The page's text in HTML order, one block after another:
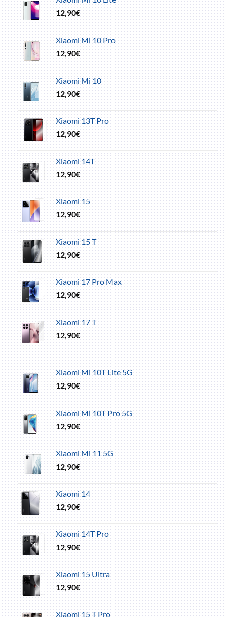
12,90€
Xiaomi Mi 10 Pro
12,90€
Xiaomi Mi 10
12,90€
Xiaomi 13T Pro
12,90€
Xiaomi 14T
12,90€
Xiaomi 15
12,90€
Xiaomi 15 T
12,90€
Xiaomi 17 Pro Max
12,90€
Xiaomi 17 T
12,90€
Xiaomi Mi 10T Lite 5G
12,90€
Xiaomi Mi 10T Pro 5G
12,90€
Xiaomi Mi 11 5G
12,90€
Xiaomi 14
12,90€
Xiaomi 14T Pro
12,90€
Xiaomi 15 Ultra
12,90€
Xiaomi 15 T Pro